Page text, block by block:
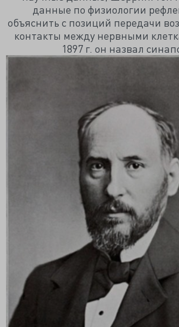
данные по физиологии
объяснить с позиций передачи
контакты между нервными
1897 г. он назвал